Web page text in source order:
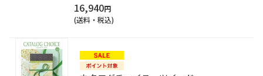
16,940円
(送料・税込)